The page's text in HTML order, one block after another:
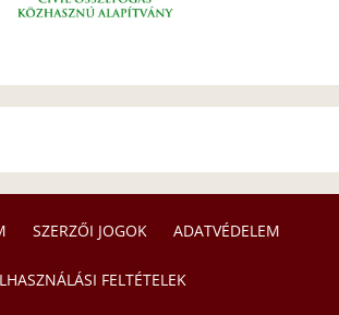
SZERZŐI JOGOK ADATVÉDELEM
FELTÉTELEK